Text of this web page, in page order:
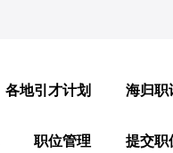
各地引才计划 海归职
职位管理 提交职